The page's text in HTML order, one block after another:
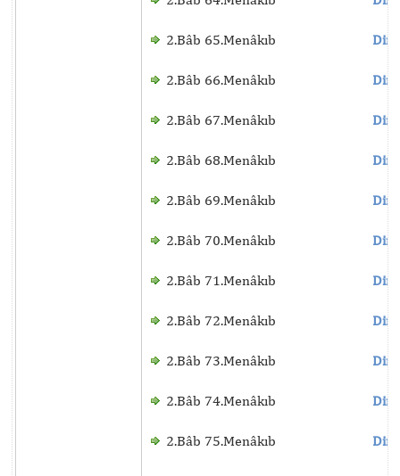
2.Bâb 65.Menâkıb
2.Bâb 66.Menâkıb
2.Bâb 67.Menâkıb
2.Bâb 68.Menâkıb
2.Bâb 69.Menâkıb
2.Bâb 70.Menâkıb
2.Bâb 71.Menâkıb
2.Bâb 72.Menâkıb
2.Bâb 73.Menâkıb
2.Bâb 74.Menâkıb
2.Bâb 75.Menâkıb